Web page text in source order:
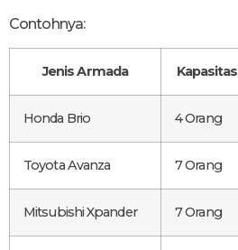
Contohnya:
Jenis Armada Kapasitas
Honda Brio 4 Orang
Toyota Avanza 7 Orang
Mitsubishi Xpander 7 Orang